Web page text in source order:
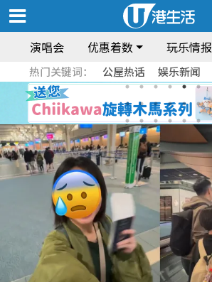
演唱会 优惠着数 玩乐情报
热门关键词： 公屋热话 娱乐新闻